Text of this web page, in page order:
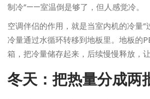
制冷”——室温倒是够了，但人感觉冷。
空调伴侣的作用，就是当室内机的冷量”
冷量通过水循环转移到地板里。地板的
箱，把冷量储存起来，后续慢慢释放，让
冬天：把热量分成两